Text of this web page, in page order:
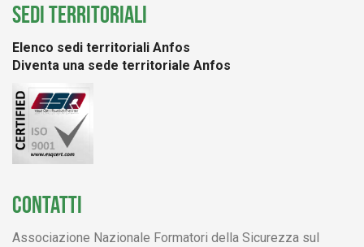
SEDI TERRITORIALI
Elenco sedi territoriali Anfos
Diventa una sede territoriale Anfos
CONTATTI
Associazione Nazionale Formatori della Sicurezza sul